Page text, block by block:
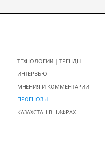
ТЕХНОЛОГИИ | ТРЕНДЫ
ИНТЕРВЬЮ
МНЕНИЯ И КОММЕНТАРИИ
ПРОГНОЗЫ
КАЗАХСТАН В ЦИФРАХ